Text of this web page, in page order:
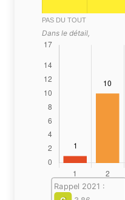
PAS DU TOUT
Dans le détail,
Rappel 2021 :